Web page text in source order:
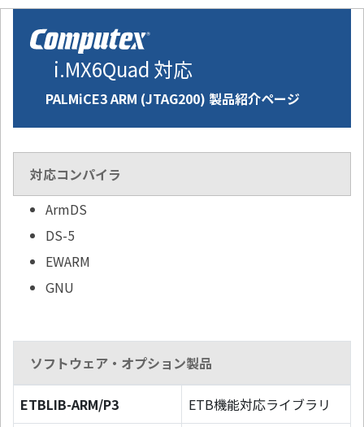
i.MX6Quad 対応
PALMiCE3 ARM (JTAG200) 製品紹介ページ
対応コンパイラ
ArmDS
DS-5
EWARM
GNU
ソフトウェア・オプション製品
ETBLIB-ARM/P3
ETB機能対応ライブラリ